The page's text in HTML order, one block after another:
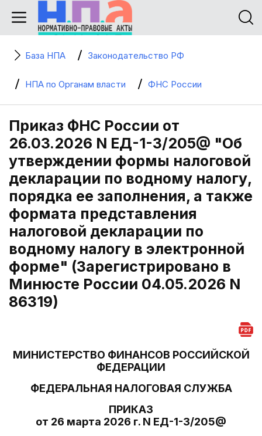
База НПА Законодательство РФ
НПА по Органам власти ФНС России
Приказ ФНС России от
26.03.2026 N ЕД-1-3/205@ "Об
утверждении формы налоговой
декларации по водному налогу,
порядка ее заполнения, а также
формата представления
налоговой декларации по
водному налогу в электронной
форме" (Зарегистрировано в
Минюсте России 04.05.2026 N
86319)
МИНИСТЕРСТВО ФИНАНСОВ РОССИЙСКОЙ
ФЕДЕРАЦИИ
ФЕДЕРАЛЬНАЯ НАЛОГОВАЯ СЛУЖБА
ПРИКАЗ
от 26 марта 2026 г. N ЕД-1-3/205@